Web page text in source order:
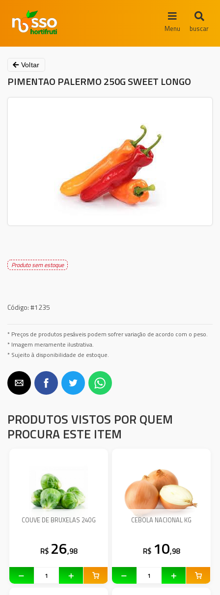
Menu buscar
Voltar
PIMENTAO PALERMO 250G SWEET LONGO
Produto sem estoque
Código:#1235
* Preços de produtos pesáveis podem sofrer variação de acordo com o peso.
* Imagem meramente ilustrativa.
* Sujeito à disponibilidade de estoque.
PRODUTOS VISTOS POR QUEM
PROCURA ESTE ITEM
COUVE DE BRUXELAS 240G
R$ 26,98
CEBOLA NACIONAL KG
R$ 10,98